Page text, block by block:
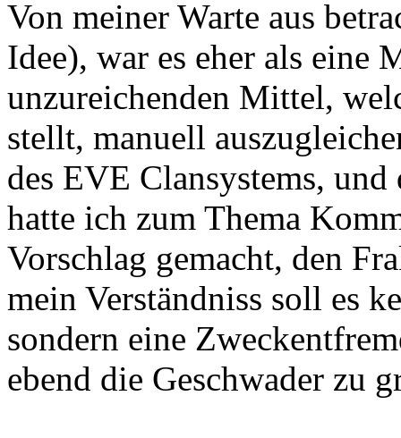
Von meiner Warte aus
Idee), war es eher als eine
unzureichenden Mittel,
stellt, manuell
des EVE Clansystems,
hatte ich zum Thema
Vorschlag gemacht, den
mein Verständniss soll es
sondern eine
ebend die Geschwader zu